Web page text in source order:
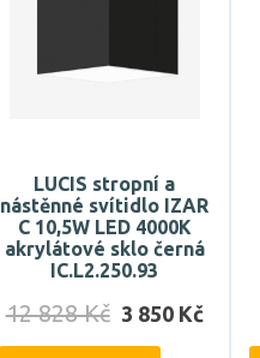
LUCIS stropní a
nástěnné svítidlo IZAR
C 10,5W LED 4000K
akrylátové sklo černá
IC.L2.250.93
12 828 Kč 3 850 Kč